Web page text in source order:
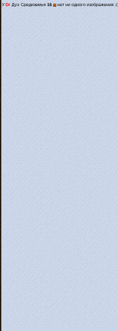
У Dr Дух Средиземья 16 нет ни одного изображения :(